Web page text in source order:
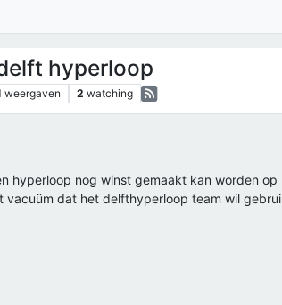
hyperloop
weergaven 2 watching
hyperloop nog winst gemaakt kan worden
dat het delfthyperloop team wil